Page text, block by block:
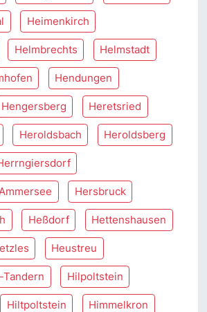
Heimenkirch
Helmbrechts Helmstadt
Hendungen
Hengersberg Heretsried
Heroldsbach Heroldsberg
Hersbruck
Heßdorf Hettenshausen
Heustreu
Hilpoltstein
Hiltpoltstein Himmelkron